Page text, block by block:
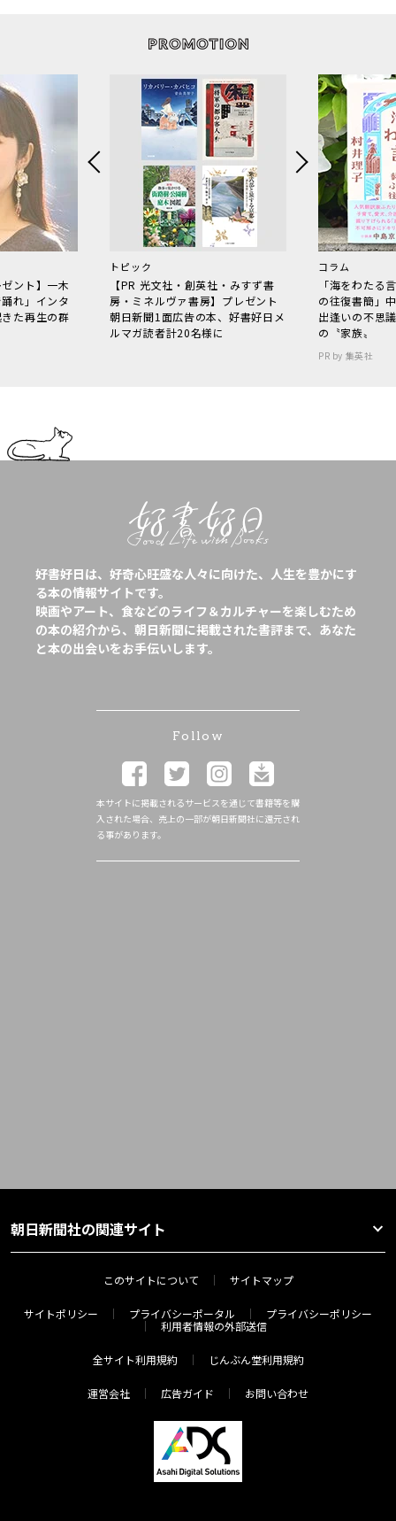
ント】一木
れ」インタ
た再生の群
トピック
【PR 光文社・創英社・みすず書
房・ミネルヴァ書房】プレゼント
朝日新聞1面広告の本、好書好日メ
ルマガ読者計20名様に
コラム
「海をわた
の往復書簡」
出逢いの不思
の〝家族〟
PR by 集英社
好書好日は、好奇心旺盛な人々に向けた、人生を豊かにす
る本の情報サイトです。
映画やアート、食などのライフ＆カルチャーを楽しむため
の本の紹介から、朝日新聞に掲載された書評まで、あなた
と本の出会いをお手伝いします。
Follow
本サイトに掲載されるサービスを通じて書籍等を購
入された場合、売上の一部が朝日新聞社に還元され
る事があります。
朝日新聞社の関連サイト
このサイトについて サイトマップ
サイトポリシー プライバシーポータル
プライバシーポリシー
利用者情報の外部送信
全サイト利用規約 じんぶん堂利用規約
運営会社 広告ガイド お問い合わせ